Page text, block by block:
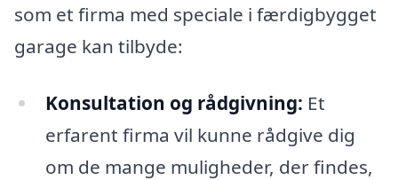
som et firma med speciale i færdigbygget
garage kan tilbyde:
Konsultation og rådgivning: Et
erfarent firma vil kunne rådgive dig
om de mange muligheder, der findes,